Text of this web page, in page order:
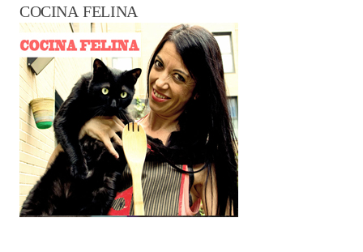
COCINA FELINA